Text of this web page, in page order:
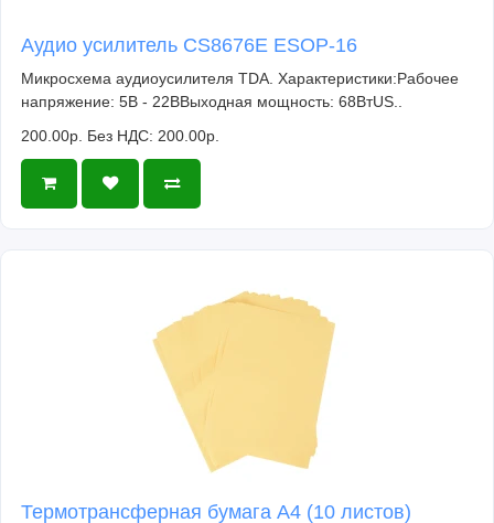
Аудио усилитель CS8676E ESOP-16
Микросхема аудиоусилителя TDA. Характеристики:Рабочее
напряжение: 5В - 22ВВыходная мощность: 68ВтUS..
200.00р. Без НДС: 200.00р.
Термотрансферная бумага А4 (10 листов)